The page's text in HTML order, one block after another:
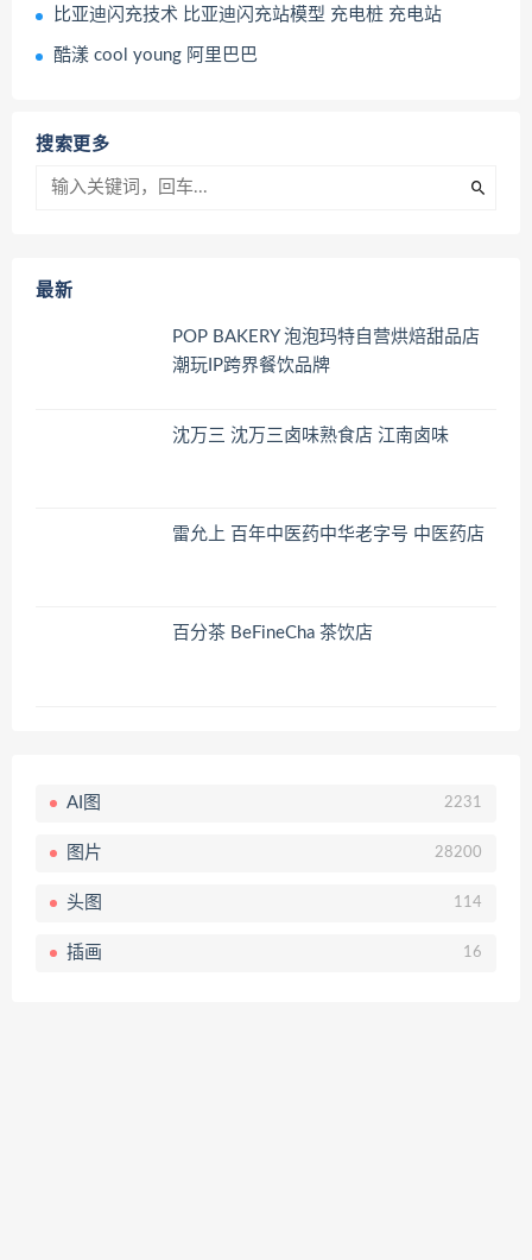
比亚迪闪充技术 比亚迪闪充站模型 充电桩 充电站
酷漾 cool young 阿里巴巴
搜索更多
最新
POP BAKERY 泡泡玛特自营烘焙甜品店
潮玩IP跨界餐饮品牌
沈万三 沈万三卤味熟食店 江南卤味
雷允上 百年中医药中华老字号 中医药店
百分茶 BeFineCha 茶饮店
AI图 2231
图片 28200
头图 114
插画 16